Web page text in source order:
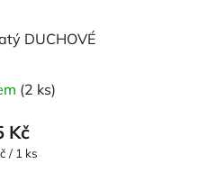
DUCHOVÉ
(2 ks)
Kč
/ 1 ks